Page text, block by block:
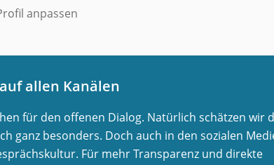
anpassen
allen Kanälen
für den offenen Dialog. Natürlich schätzen wir
ganz besonders. Doch auch in den sozialen
Für mehr Transparenz und direkte